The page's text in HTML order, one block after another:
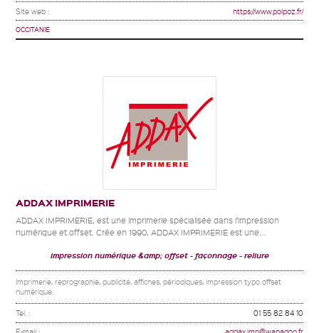
Site web : https://www.polpoz.fr/
OCCITANIE
ADDAX IMPRIMERIE
ADDAX IMPRIMERIE, est une imprimerie spécialisée dans l’impression
numérique et offset. Crée en 1990, ADDAX IMPRIMERIE est une...
impression numérique &amp; offset façonnage reliure
Imprimerie, reprographie, publicité, affiches, périodiques, impression typo offset
numérique.
Tel. : 01 55 82 84 10